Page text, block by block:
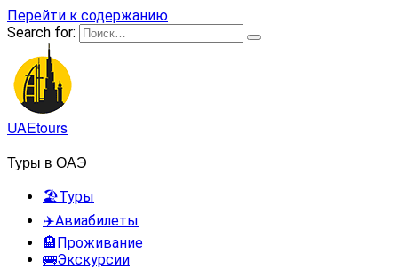
Перейти к содержанию
Search for:
UAEtours
Туры в ОАЭ
🏖️Туры
✈️Авиабилеты
🏨Проживание
🚌Экскурсии